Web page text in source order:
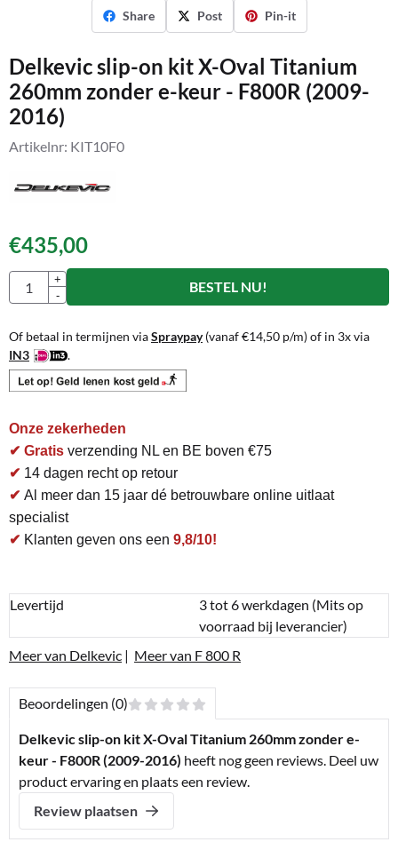
Share Post Pin-it
Delkevic slip-on kit X-Oval Titanium
260mm zonder e-keur - F800R (2009-
2016)
Artikelnr: KIT10F0
€435,00
Aantal
+
-
BESTEL NU!
Of betaal in termijnen viaSpraypay(vanaf€14,50 p/m) of in 3x via
IN3
.
Onze zekerheden
✔ Gratis verzending NL en BE boven €75
✔ 14 dagen recht op retour
✔ Al meer dan 15 jaar dé betrouwbare online uitlaat
specialist
✔ Klanten geven ons een 9,8/10!
Levertijd
3 tot 6 werkdagen (Mits op
voorraad bij leverancier)
Meer van Delkevic | Meer van F 800 R
Beoordelingen (0)
Delkevic slip-on kit X-Oval Titanium 260mm zonder e-
keur - F800R (2009-2016) heeft nog geen reviews. Deel uw
product ervaring en plaats een review.
Review plaatsen